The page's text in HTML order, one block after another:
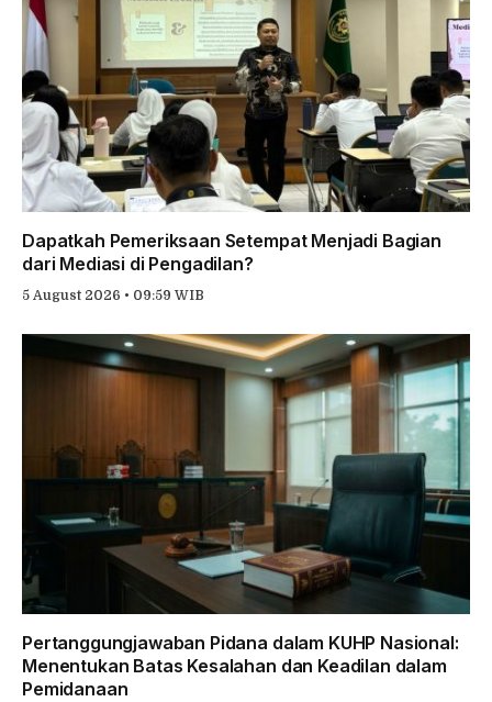
Dapatkah Pemeriksaan Setempat Menjadi Bagian
dari Mediasi di Pengadilan?
5 August 2026 • 09:59 WIB
Pertanggungjawaban Pidana dalam KUHP Nasional:
Menentukan Batas Kesalahan dan Keadilan dalam
Pemidanaan